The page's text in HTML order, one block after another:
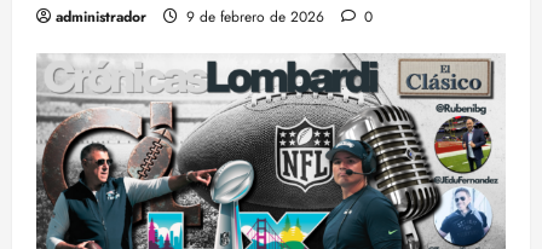
administrador 9 de febrero de 2026 0